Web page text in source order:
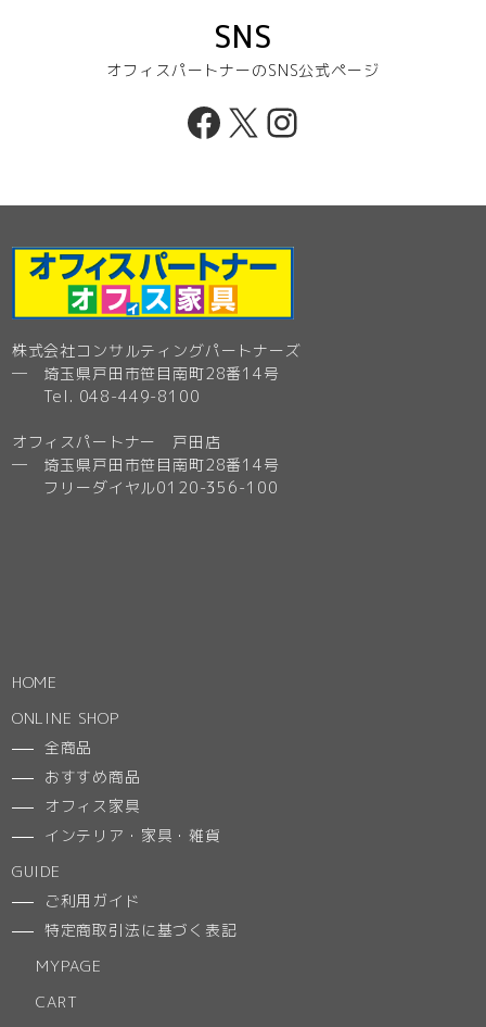
SNS
オフィスパートナーのSNS公式ページ
Facebook
X Instagram
株式会社コンサルティングパートナーズ
─ 埼玉県戸田市笹目南町28番14号
Tel. 048-449-8100
オフィスパートナー 戸田店
─ 埼玉県戸田市笹目南町28番14号
フリーダイヤル0120-356-100
HOME
ONLINE SHOP
全商品
おすすめ商品
オフィス家具
インテリア・家具・雑貨
GUIDE
ご利用ガイド
特定商取引法に基づく表記
MYPAGE
CART